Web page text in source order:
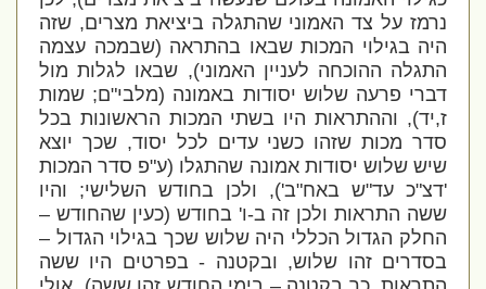
נרמז על צד האמוני שהתגלה ביציאת מצרים, שזה
היה בגילוי המכות שבאו בהתראה (שבמכה עצמה
התגלה ההוכחה לעניין האמוני), שבאו לגלות מול
דברי פרעה שלוש יסודות באמונה (מלבי"ם; שמות
ז,יד), וההתראות היו בשתי המכות הראשונות בכל
סדר מכות שזהו כשני עדים לכל יסוד, שכך יוצא
שיש שלוש יסודות אמונה שהתגלו (ע"פ סדר המכות
'דצ"כ עד"ש באח"ב'), ולכן בחודש השלישי; והיו
ששה התראות ולכן זה ב-ו' בחודש (כעין שהחודש –
החלק הגדול הכללי היה שלוש שכך בגילוי הגדול –
בסדרים זהו שלוש, ובקטנה - בפרטים היו ששה